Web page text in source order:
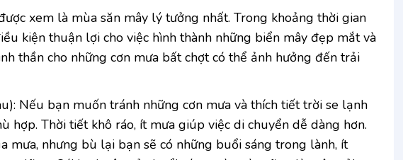
xem là mùa săn mây lý tưởng nhất. Trong khoảng thời gian
kiện thuận lợi cho việc hình thành những biển mây đẹp mắt và
thần cho những cơn mưa bất chợt có thể ảnh hưởng đến trải
Nếu bạn muốn tránh những cơn mưa và thích tiết trời se lạnh
hợp. Thời tiết khô ráo, ít mưa giúp việc di chuyển dễ dàng hơn.
mưa, nhưng bù lại bạn sẽ có những buổi sáng trong lành, ít